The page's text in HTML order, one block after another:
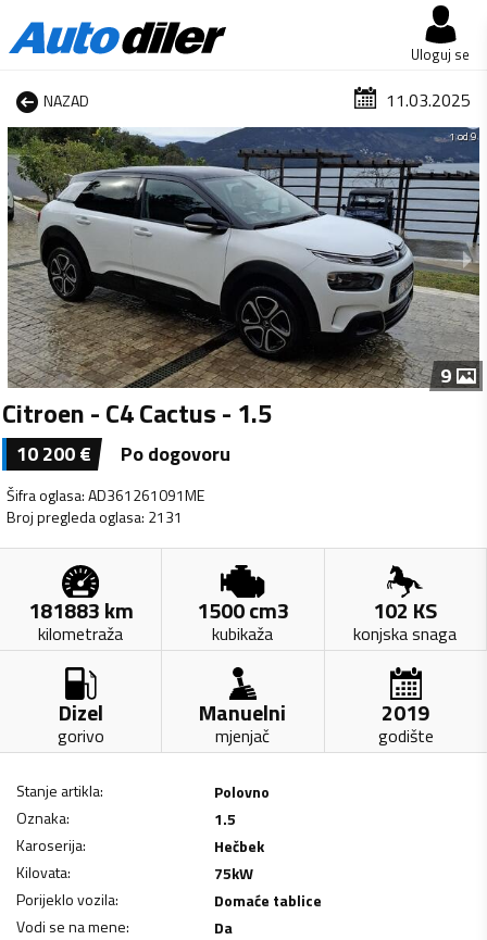
Uloguj se
NAZAD 11.03.2025
1 od 9
9
Citroen - C4 Cactus - 1.5
10 200€ Po dogovoru
Šifra oglasa:AD361261091ME
Broj pregleda oglasa: 2131
181883km
kilometraža
1500cm3
kubikaža
102 KS
konjska snaga
Dizel
gorivo
Manuelni
mjenjač
2019
godište
Stanje artikla:
Polovno
Oznaka:
1.5
Karoserija:
Hečbek
Kilovata: 75kW
Porijeklo vozila:
Domaće tablice
Vodi se na mene:
Da